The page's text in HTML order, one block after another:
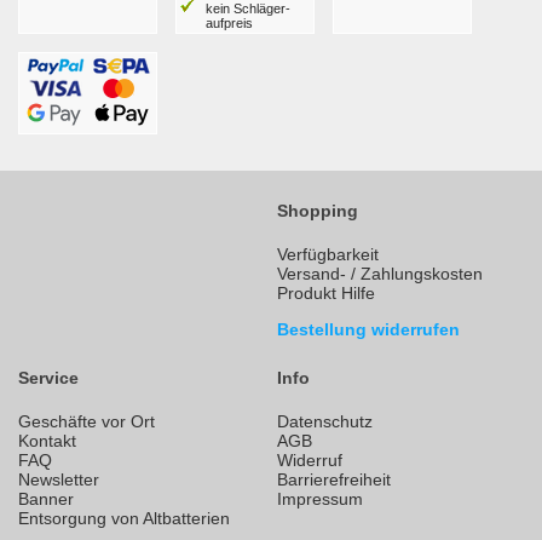
kein Schläger­
aufpreis
Shopping
Verfügbarkeit
Versand- / Zahlungskosten
Produkt Hilfe
Bestellung widerrufen
Service
Geschäfte vor Ort
Kontakt
FAQ
Newsletter
Banner
Entsorgung von Altbatterien
Info
Datenschutz
AGB
Widerruf
Barrierefreiheit
Impressum